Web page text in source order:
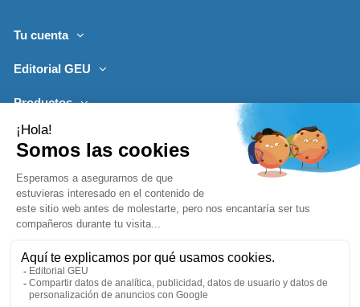
Añadir a la cesta
Tu cuenta
Editorial GEU
Productos
Lo más leído
Síguenos